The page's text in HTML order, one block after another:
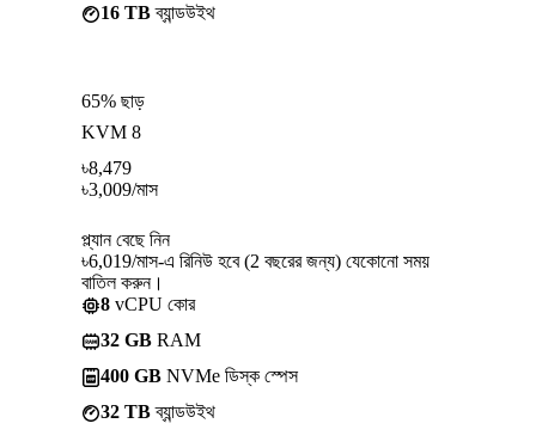
16 TBব্যান্ডউইথ
65% ছাড়
KVM 8
৳8,479
৳3,009/মাস
প্ল্যান বেছে নিন
৳6,019/মাস-এ রিনিউ হবে (2 বছরের জন্য) যেকোনো সময়
বাতিল করুন।
8 vCPU কোর
32 GB RAM
400 GB NVMe ডিস্ক স্পেস
32 TBব্যান্ডউইথ